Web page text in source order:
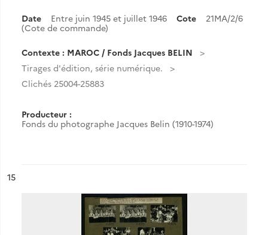
Date Entre juin 1945 et juillet 1946 Cote
21MA/2/6
(Cote de commande)
Contexte : MAROC / Fonds Jacques BELIN
Tirages d'édition, série numérique.
Clichés 25004-25883
Producteur :
Fonds du photographe Jacques Belin (1910-1974)
n°
15